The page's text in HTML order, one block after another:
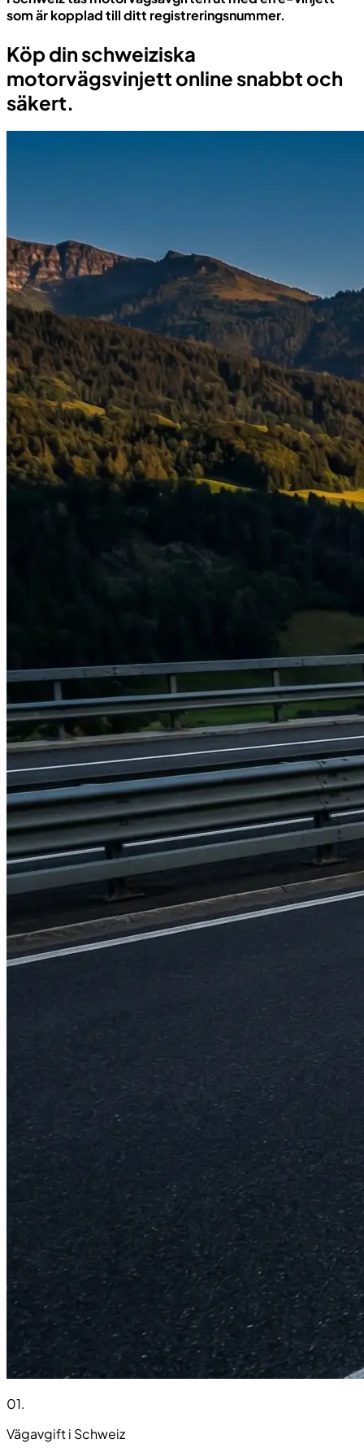
som är kopplad till ditt registreringsnummer.
Köp din schweiziska
motorvägsvinjett online snabbt och
säkert.
01.
Vägavgift i Schweiz